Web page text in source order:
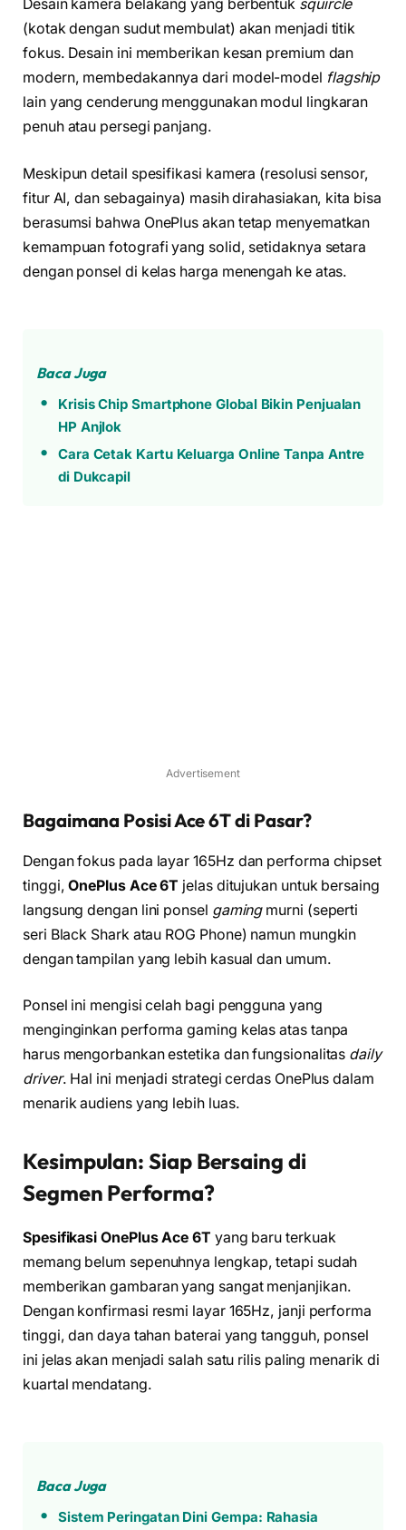
Desain kamera belakang yang berbentuk squircle
(kotak dengan sudut membulat) akan menjadi titik
fokus. Desain ini memberikan kesan premium dan
modern, membedakannya dari model-model flagship
lain yang cenderung menggunakan modul lingkaran
penuh atau persegi panjang.
Meskipun detail spesifikasi kamera (resolusi sensor,
fitur AI, dan sebagainya) masih dirahasiakan, kita bisa
berasumsi bahwa OnePlus akan tetap menyematkan
kemampuan fotografi yang solid, setidaknya setara
dengan ponsel di kelas harga menengah ke atas.
Baca Juga
Krisis Chip Smartphone Global Bikin Penjualan
HP Anjlok
Cara Cetak Kartu Keluarga Online Tanpa Antre
di Dukcapil
Advertisement
Bagaimana Posisi Ace 6T di Pasar?
Dengan fokus pada layar 165Hz dan performa chipset
tinggi,OnePlus Ace 6T jelas ditujukan untuk bersaing
langsung dengan lini ponsel gamingmurni (seperti
seri Black Shark atau ROG Phone) namun mungkin
dengan tampilan yang lebih kasual dan umum.
Ponsel ini mengisi celah bagi pengguna yang
menginginkan performa gaming kelas atas tanpa
harus mengorbankan estetika dan fungsionalitas daily
driver. Hal ini menjadi strategi cerdas OnePlus dalam
menarik audiens yang lebih luas.
Kesimpulan: Siap Bersaing di
Segmen Performa?
Spesifikasi OnePlus Ace 6T yang baru terkuak
memang belum sepenuhnya lengkap, tetapi sudah
memberikan gambaran yang sangat menjanjikan.
Dengan konfirmasi resmi layar 165Hz, janji performa
tinggi, dan daya tahan baterai yang tangguh, ponsel
ini jelas akan menjadi salah satu rilis paling menarik di
kuartal mendatang.
Baca Juga
Sistem Peringatan Dini Gempa: Rahasia